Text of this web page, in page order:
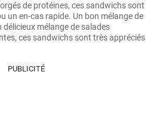
de protéines, ces sandwichs sont
un en-cas rapide. Un bon mélange de
mélange de salades
ces sandwichs sont très appréciés
PUBLICITÉ